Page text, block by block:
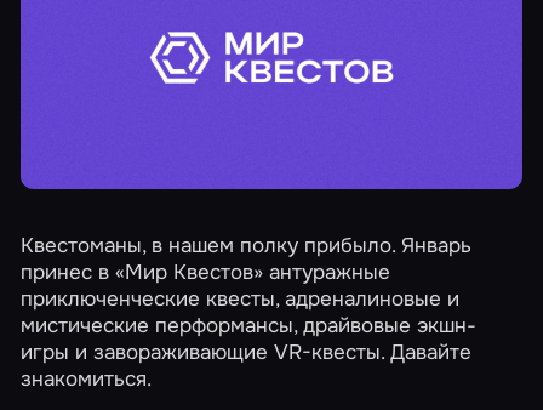
Квестоманы, в нашем полку прибыло. Январь
принес в «Мир Квестов» антуражные
приключенческие квесты, адреналиновые и
мистические перформансы, драйвовые экшн-
игры и завораживающие VR-квесты. Давайте
знакомиться.